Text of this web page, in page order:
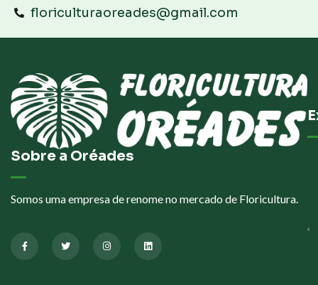
floriculturaoreades@gmail.com
Sobre a Oréades
Somos uma empresa de renome no mercado de Floricultura.